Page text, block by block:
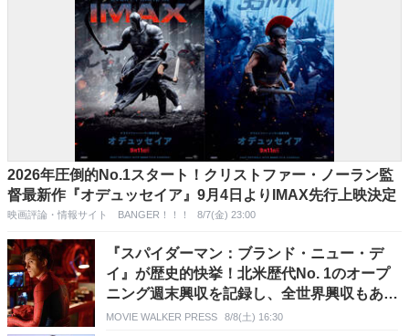
2026年圧倒的No.1スタート！クリストファー・ノーラン監
督最新作『オデュッセイア』9月4日よりIMAX先行上映決定
映画評論・情報サイト BANGER！！！ 8/7(金) 23:00
『スパイダーマン：ブランド・ニュー・デ
イ』が歴史的快挙！北米歴代No. 1のオープ
ニング週末興収を記録し、全世界興収もあっ
さり10億ドル突破
MOVIE WALKER PRESS 8/8(土) 16:30